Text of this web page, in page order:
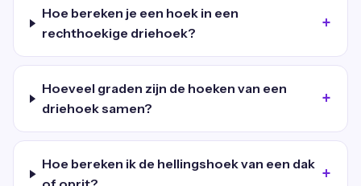
Hoe bereken je een hoek in een
rechthoekige driehoek?
Hoeveel graden zijn de hoeken van een
driehoek samen?
Hoe bereken ik de hellingshoek van een dak